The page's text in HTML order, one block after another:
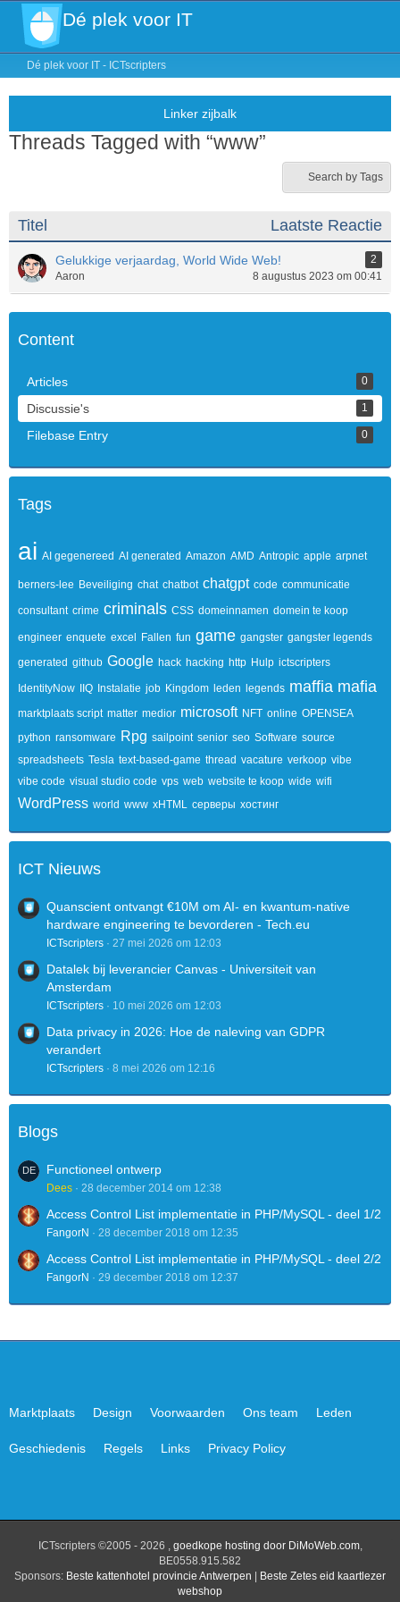
Dé plek voor IT
Dé plek voor IT - ICTscripters
Threads Tagged with “www”
Search by Tags
Titel Laatste Reactie
Gelukkige verjaardag, World Wide Web!
2
Aaron
8 augustus 2023 om 00:41
Content
Articles 0
Discussie's 1
Filebase Entry 0
Tags
ai AI gegenereed AI generated Amazon AMD Antropic apple arpnet
berners-lee Beveiliging chat chatbot chatgpt code communicatie
consultant crime criminals CSS domeinnamen domein te koop
engineer enquete excel Fallen fun game gangster gangster legends
generated github Google hack hacking http Hulp ictscripters
IdentityNow IIQ Instalatie job Kingdom leden legends maffia mafia
marktplaats script matter medior microsoft NFT online OPENSEA
python ransomware Rpg sailpoint senior seo Software source
spreadsheets Tesla text-based-game thread vacature verkoop vibe
vibe code visual studio code vps web website te koop wide wifi
WordPress world www xHTML серверы хостинг
ICT Nieuws
Quanscient ontvangt €10M om AI- en kwantum-native
hardware engineering te bevorderen - Tech.eu
ICTscripters 27 mei 2026 om 12:03
Datalek bij leverancier Canvas - Universiteit van
Amsterdam
ICTscripters 10 mei 2026 om 12:03
Data privacy in 2026: Hoe de naleving van GDPR
verandert
ICTscripters 8 mei 2026 om 12:16
Blogs
Functioneel ontwerp
Dees 28 december 2014 om 12:38
Access Control List implementatie in PHP/MySQL - deel 1/2
FangorN 28 december 2018 om 12:35
Access Control List implementatie in PHP/MySQL - deel 2/2
FangorN 29 december 2018 om 12:37
Marktplaats Design Voorwaarden Ons team Leden
Geschiedenis Regels Links Privacy Policy
ICTscripters ©2005 - 2026 , goedkope hosting door DiMoWeb.com,
BE0558.915.582
Sponsors: Beste kattenhotel provincie Antwerpen
Beste Zetes eid kaartlezer
webshop